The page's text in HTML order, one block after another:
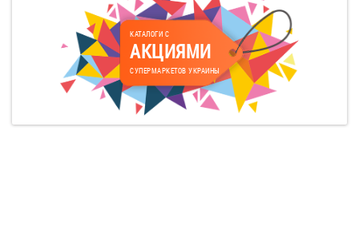
КАТАЛОГИ С
АКЦИЯМИ
СУПЕРМАРКЕТОВ УКРАИНЫ